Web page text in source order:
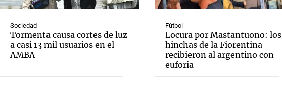
Sociedad
Tormenta causa cortes de luz
a casi 13 mil usuarios en el
AMBA
Fútbol
Locura por Mastantuono: los
hinchas de la Fiorentina
recibieron al argentino con
euforia